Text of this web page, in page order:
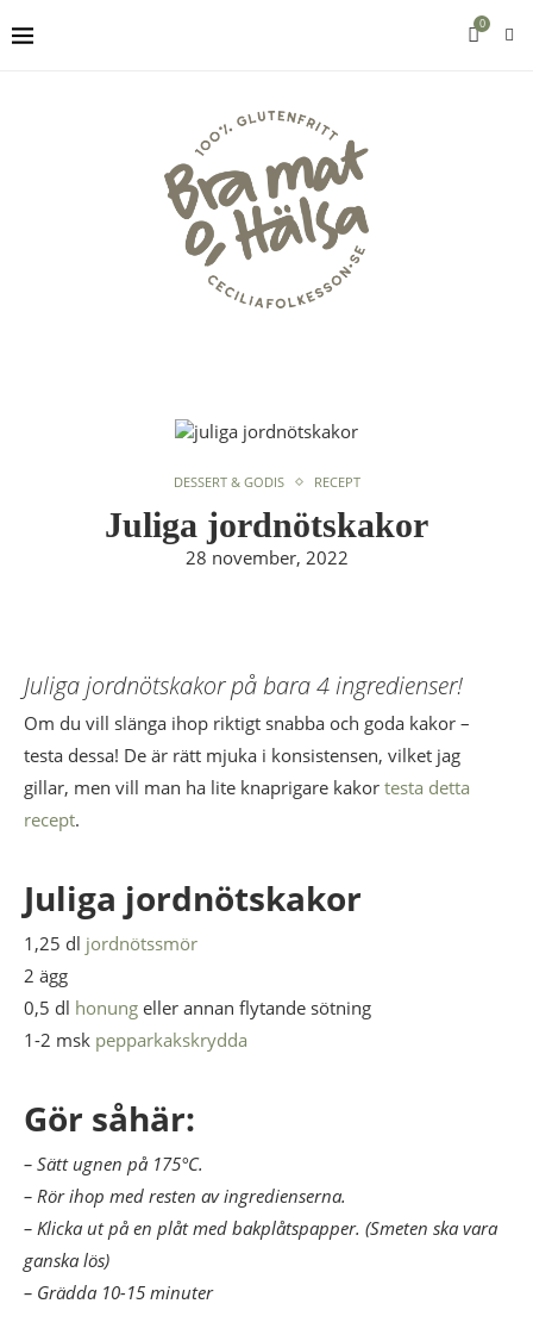
0
DESSERT & GODIS RECEPT
Juliga jordnötskakor
28 november, 2022
Juliga jordnötskakor på bara 4 ingredienser!
Om du vill slänga ihop riktigt snabba och goda kakor –
testa dessa! De är rätt mjuka i konsistensen, vilket jag
gillar, men vill man ha lite knaprigare kakor testa detta
recept.
Juliga jordnötskakor
1,25 dl jordnötssmör
2 ägg
0,5 dl honung eller annan flytande sötning
1-2 msk pepparkakskrydda
Gör såhär:
– Sätt ugnen på 175°C.
– Rör ihop med resten av ingredienserna.
– Klicka ut på en plåt med bakplåtspapper. (Smeten ska vara
ganska lös)
– Grädda 10-15 minuter